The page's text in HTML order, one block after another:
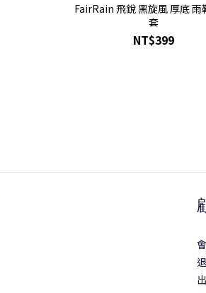
FairRain 飛銳 黑旋風 厚底 雨
套
NT$399